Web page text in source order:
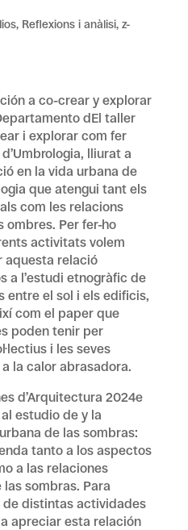
, Reflexions i anàlisi, z-
a co-crear y explorar
dEl taller
i explorar com fer
lliurat a
en la vida urbana de
que atengui tant els
com les relacions
ombres. Per fer-ho
activitats volem
aquesta relació
a l’estudi etnogràfic de
entre el sol i els edificis,
com el paper que
poden tenir per
i les seves
la calor abrasadora.
d’Arquitectura 2024e
estudio de y la
de las sombras:
tanto a los aspectos
a las relaciones
sombras. Para
de distintas actividades
apreciar esta relación